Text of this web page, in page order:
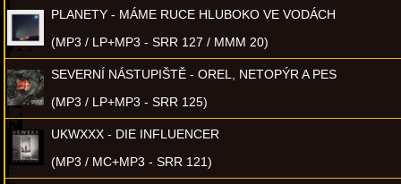
PLANETY - MÁME RUCE HLUBOKO VE VODÁCH
(MP3 / LP+MP3 - SRR 127 / MMM 20)
SEVERNÍ NÁSTUPIŠTĚ - OREL, NETOPÝR A PES
(MP3 / LP+MP3 - SRR 125)
UKWXXX - DIE INFLUENCER
(MP3 / MC+MP3 - SRR 121)